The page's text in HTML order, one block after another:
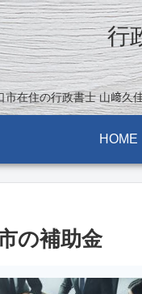
行
市在住の行政書士 山﨑久
HOME
の補助金